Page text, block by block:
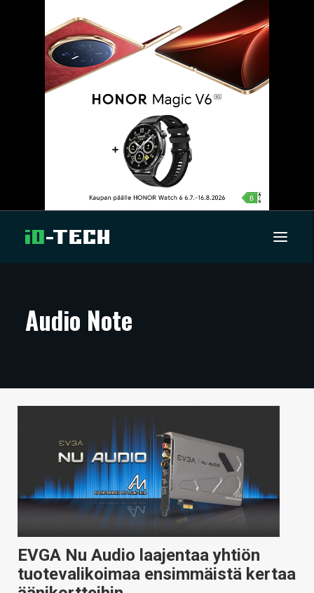
ARTIKKELIT
TECHBBS
KAUPPA
VAIHDA TEEMA
HAKU
Audio Note
EVGA Nu Audio laajentaa yhtiön
tuotevalikoimaa ensimmäistä kertaa